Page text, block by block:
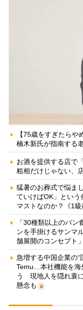
【75歳をすぎたらや
楠木新氏が指南する
お酒を提供する店で
粗相だけじゃない、
猛暑のお葬式で悩ま
ていけばOK」とい
マストなのか？《1級
「30種類以上のパ
ンを手掛けるサンマ
舗展開のコンセプト
急増する中国企業の“
Temu…本社機能を海
う 現地人を隠れ蓑
懸念も